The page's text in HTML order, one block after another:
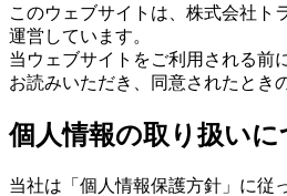
このウェブサイトは、株式会社ト
運営しています。
当ウェブサイトをご利用される前
お読みいただき、同意されたとき
個人情報の取り扱いに
当社は「個人情報保護方針」に従